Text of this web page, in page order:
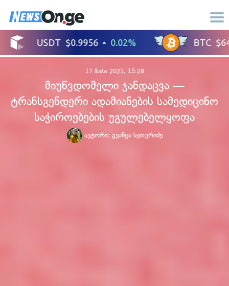
17 მაისი 2021, 15:28
მიუწვდომელი ჯანდაცვა —
ტრანსგენდერი ადამიანების სამედიცინო
საჭიროებების უგულებელყოფა
ავტორი: გვანცა სეთურიძე